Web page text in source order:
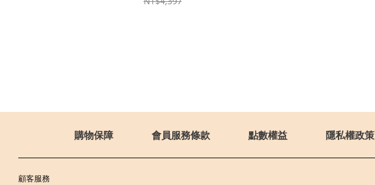
購物保障 會員服務條款 點數權益 隱私權政策
顧客服務